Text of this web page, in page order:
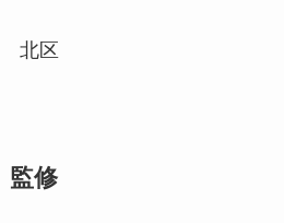
北区
監修